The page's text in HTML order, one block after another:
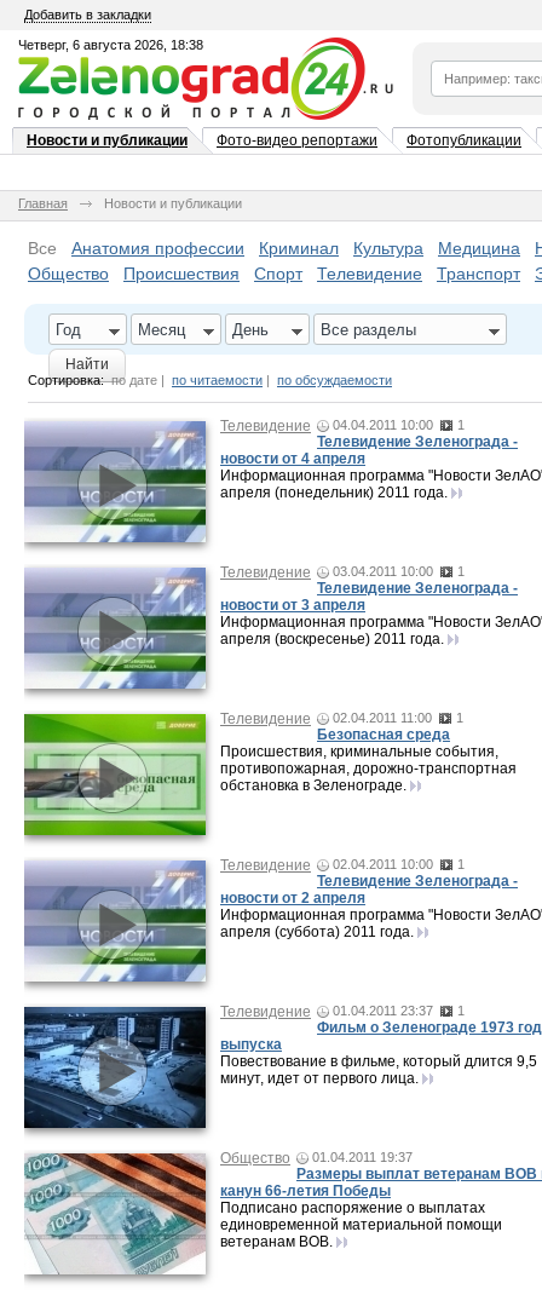
Добавить в закладки
Четверг, 6 августа 2026, 18:38
Новости и публикации Фото-видео репортажи Фотопубликации
Главная Новости и публикации
Все Анатомия профессии Криминал Культура Медицина
Общество
Происшествия Спорт Телевидение Транспорт
Год Месяц День Все разделы
Найти
Сортировка: по дате | по читаемости | по обсуждаемости
Телевидение 04.04.2011 10:00 1
Телевидение Зеленограда -
новости от 4 апреля
Информационная программа "Новости
апреля (понедельник) 2011 года.
Телевидение 03.04.2011 10:00 1
Телевидение Зеленограда -
новости от 3 апреля
Информационная программа "Новости
апреля (воскресенье) 2011 года.
Телевидение 02.04.2011 11:00 1
Безопасная среда
Происшествия, криминальные события,
противопожарная, дорожно-транспортная
обстановка в Зеленограде.
Телевидение 02.04.2011 10:00 1
Телевидение Зеленограда -
новости от 2 апреля
Информационная программа "Новости
апреля (суббота) 2011 года.
Телевидение 01.04.2011 23:37 1
Фильм о Зеленограде 1973
выпуска
Повествование в фильме, который длится 9,5
минут, идет от первого лица.
Общество 01.04.2011 19:37
Размеры выплат ветеранам ВОВ
канун 66-летия Победы
Подписано распоряжение о выплатах
единовременной материальной помощи
ветеранам ВОВ.